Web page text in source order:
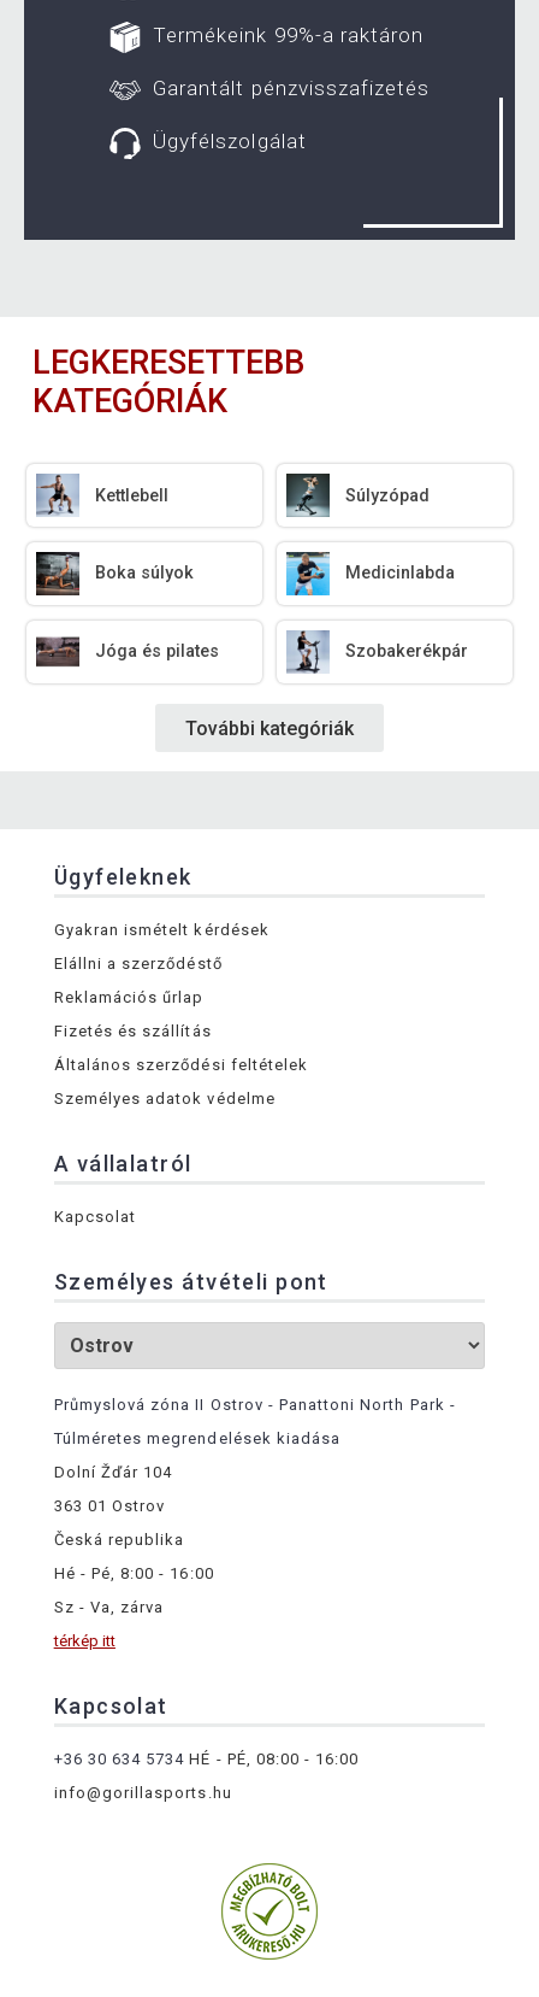
Termékeink 99%-a raktáron
Garantált pénzvisszafizetés
Ügyfélszolgálat
LEGKERESETTEBB
KATEGÓRIÁK
Kettlebell Súlyzópad
Boka súlyok Medicinlabda
Jóga és pilates Szobakerékpár
További kategóriák
Ügyfeleknek
Gyakran ismételt kérdések
Elállni a szerződéstő
Reklamációs űrlap
Fizetés és szállítás
Általános szerződési feltételek
Személyes adatok védelme
A vállalatról
Kapcsolat
Személyes átvételi pont
Průmyslová zóna II Ostrov - Panattoni North Park -
Túlméretes megrendelések kiadása
Dolní Žďár 104
363 01 Ostrov
Česká republika
Hé - Pé, 8:00 - 16:00
Sz - Va, zárva
térkép itt
Kapcsolat
+36 30 634 5734 HÉ - PÉ, 08:00 - 16:00
info@gorillasports.hu